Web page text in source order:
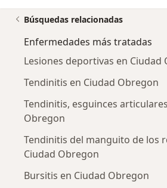
Búsquedas relacionadas
Enfermedades más tratadas
Lesiones deportivas en Ciudad
Tendinitis en Ciudad Obregon
Tendinitis, esguinces
Obregon
Tendinitis del manguito de los
Ciudad Obregon
Bursitis en Ciudad Obregon